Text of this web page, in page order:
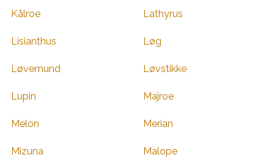
Kålroe Lathyrus
Lisianthus Løg
Løvemund Løvstikke
Lupin Majroe
Melon Merian
Mizuna Malope